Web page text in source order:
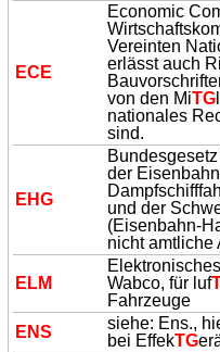
ECE
Economic
Vereinten
erlässt auch
von den MiTG
nationales
sind.
EHG
der
und der
(Eisenbahn-
nicht amtliche
ELM
Wabco, für luf
Fahrzeuge
ENS
siehe: Ens.,
bei EffekTG